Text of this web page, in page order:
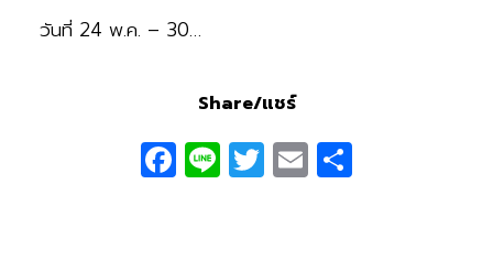
วันที่ 24 พ.ค. – 30…
Share/แชร์
Facebook
LineTwitter
Email